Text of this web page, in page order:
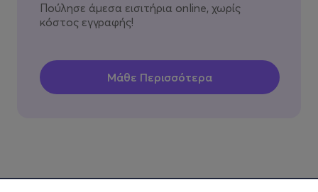
Πούλησε άμεσα εισιτήρια online, χωρίς
κόστος εγγραφής!